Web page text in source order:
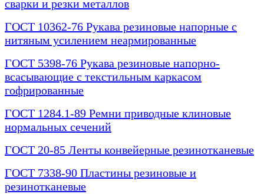
сварки и резки металлов
ГОСТ 10362-76 Рукава резиновые напорные с
нитяным усилением неармированные
ГОСТ 5398-76 Рукава резиновые напорно-
всасывающие с текстильным каркасом
гофрированные
ГОСТ 1284.1-89 Ремни приводные клиновые
нормальных сечений
ГОСТ 20-85 Ленты конвейерные резинотканевые
ГОСТ 7338-90 Пластины резиновые и
резинотканевые